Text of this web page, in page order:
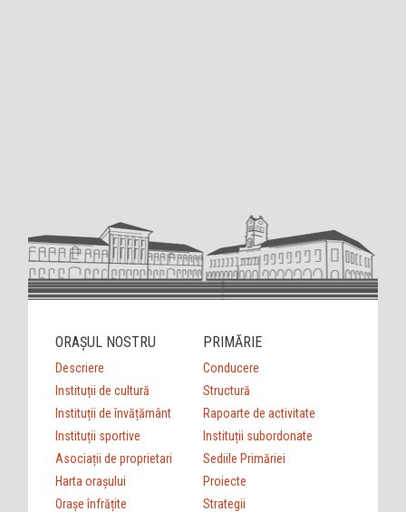
ORAȘUL NOSTRU
Descriere
Instituții de cultură
Instituții de învățământ
Instituții sportive
Asociații de proprietari
Harta orașului
Orașe înfrățite
PRIMĂRIE
Conducere
Structură
Rapoarte de activitate
Instituții subordonate
Sediile Primăriei
Proiecte
Strategii